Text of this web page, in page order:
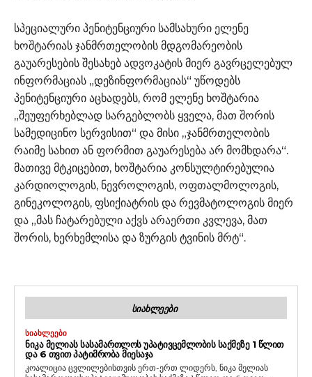
სპეციალური პენიტენციური სამსახური ელენე
ხოშტარიას ჯანმრთელობის მდგომარეობის
გაუარესების შესახებ ადვოკატის მიერ გავრცელებულ
ინფორმაციას „დეზინფორმაციას“ უწოდებს
პენიტენციური აცხადებს, რომ ელენე ხოშტარია
„შეუფერხებლად სარგებლობს ყველა, მათ შორის
სამედიცინო სერვისით“ და მისი „ჯანმრთელობის
რაიმე სახით ან ფორმით გაუარესება არ მომხდარა“.
მათივე მტკიცებით, ხოშტარია კონსულტირებულია
კარდიოლოგის, ნევროლოგის, ოფთალმოლოგის,
გინეკოლოგის, ფსიქიატრის და რევმატოლოგის მიერ
და „მას ჩატარებული აქვს არაერთი კვლევა, მათ
შორის, ხერხემლისა და ზურგის ტვინის მრტ“.
ᲡᲘᲐᲮᲚᲔᲔᲑᲘ
ᲡᲘᲐᲮᲚᲔᲔᲑᲘ
ᲜᲘᲙᲐ ᲛᲔᲚᲘᲐᲡ ᲡᲐᲡᲐᲛᲐᲠᲗᲚᲝᲡ ᲣᲞᲐᲢᲘᲕᲪᲔᲛᲚᲝᲑᲘᲡ ᲡᲐᲥᲛᲔᲖᲔ 1 ᲬᲚᲘᲗ
ᲓᲐ 6 ᲗᲕᲘᲗ ᲞᲐᲢᲘᲛᲠᲝᲑᲐ ᲛᲘᲔᲡᲐᲯᲐ
კოალიცია ცვლილებისთვის ერთ-ერთ ლიდერს, ნიკა მელიას